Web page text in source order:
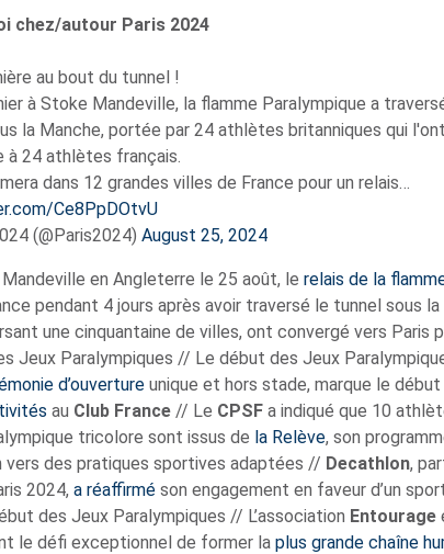
chez/autour Paris 2024
au bout du tunnel !
à Stoke Mandeville, la flamme Paralympique a
la Manche, portée par 24 athlètes britanniques qui l'ont
à 24 athlètes français.
dans 12 grandes villes de France pour un relais…
Ce8PpDOtvU
(@Paris2024) August 25, 2024
en Angleterre le 25 août, le relais de la
pendant 4 jours après avoir traversé le tunnel sous la
une cinquantaine de villes, ont convergé vers Paris
Jeux Paralympiques // Le début des Jeux
d’ouverture unique et hors stade, marque le début
au Club France // Le CPSF a indiqué que 10
tricolore sont issus de la Relève, son
vers des pratiques sportives adaptées // Decathlon,
2024, a réaffirmé son engagement en faveur d’un
des Jeux Paralympiques // L’association Entourage
le défi exceptionnel de former la plus grande chaîne